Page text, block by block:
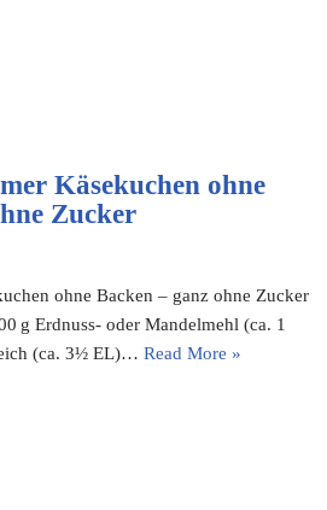
Käsekuchen ohne
Zucker
ohne Backen – ganz ohne Zucker
g Erdnuss- oder Mandelmehl (ca. 1
(ca. 3½ EL)… Read More »